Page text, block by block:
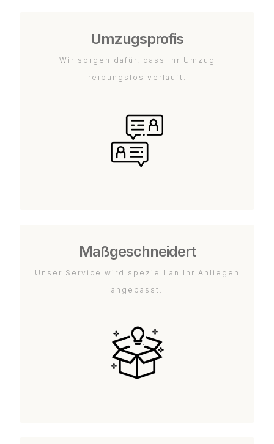
Umzugsprofis
Wir sorgen dafür, dass Ihr Umzug
reibungslos verläuft.
Maßgeschneidert
Unser Service wird speziell an Ihr Anliegen
angepasst.